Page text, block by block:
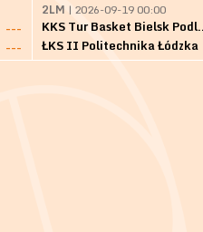
---
---
2LM | 2026-09-19 00:00
KKS Tur
ŁKS II Politechnika Łódzka